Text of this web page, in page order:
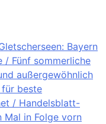
Bayern
/ Fünf sommerliche
außergewöhnlich
beste
/ Handelsblatt-
Mal in Folge vorn